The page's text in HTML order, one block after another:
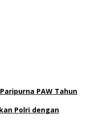
PAW Tahun
Polri dengan